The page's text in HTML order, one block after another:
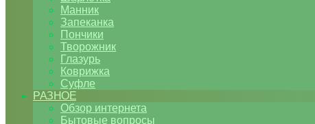
Манник
Запеканка
Пончики
Творожник
Глазурь
Коврижка
Суфле
РАЗНОЕ
Обзор интернета
Бытовые вопросы